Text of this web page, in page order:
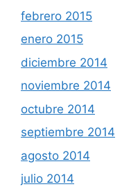
febrero 2015
enero 2015
diciembre 2014
noviembre 2014
octubre 2014
septiembre 2014
agosto 2014
julio 2014